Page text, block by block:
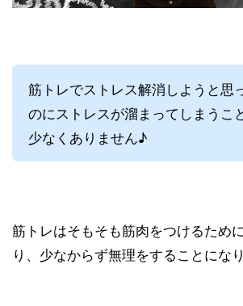
筋トレでストレス解消しようと思
のにストレスが溜まってしまうこ
少なくありません♪
筋トレはそもそも筋肉をつけるため
り、少なからず無理をすることになり